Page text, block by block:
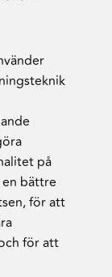
på
bättre
,för att
för att